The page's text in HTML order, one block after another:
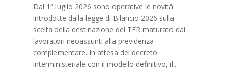
Dal 1° luglio 2026 sono operative le novità
introdotte dalla legge di Bilancio 2026 sulla
scelta della destinazione del TFR maturato dai
lavoratori neoassunti alla previdenza
complementare. In attesa del decreto
interministeriale con il modello definitivo, il...